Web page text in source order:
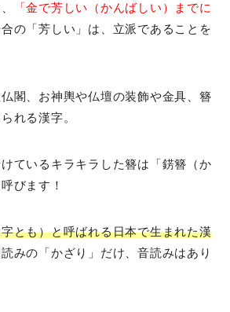
「金で芳しい（かんばしい）までに
の「芳しい」は、立派であることを
仏閣、お神輿や仏壇の装飾や金具、簪
れる漢字。
ているキラキラした簪は「錺簪（か
びます！
とも）と呼ばれる日本で生まれた漢
みの「かざり」だけ、音読みはあり